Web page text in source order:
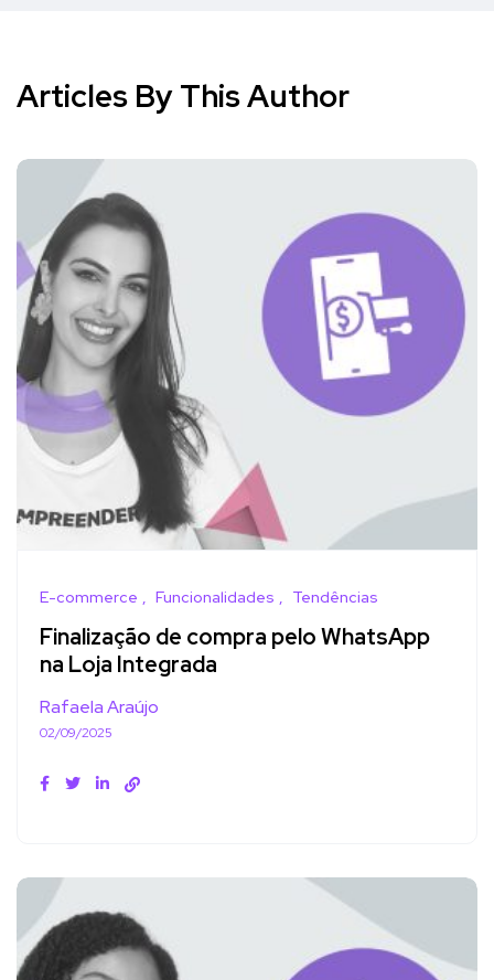
Articles By This Author
E-commerce Funcionalidades Tendências
Finalização de compra pelo WhatsApp
na Loja Integrada
Rafaela Araújo
02/09/2025